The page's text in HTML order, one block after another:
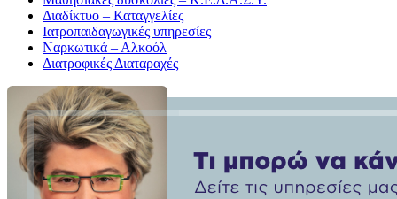
Διαδίκτυο – Καταγγελίες
Ιατροπαιδαγωγικές υπηρεσίες
Ναρκωτικά – Αλκοόλ
Διατροφικές Διαταραχές